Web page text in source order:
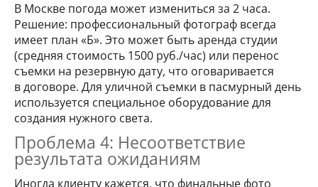
В Москве погода может измениться за 2 часа.
Решение: профессиональный фотограф всегда
имеет план «Б». Это может быть аренда студии
(средняя стоимость 1500 руб./час) или перенос
съемки на резервную дату, что оговаривается
в договоре. Для уличной съемки в пасмурный день
используется специальное оборудование для
создания нужного света.
Проблема 4: Несоответствие
результата ожиданиям
Иногда клиенту кажется, что финальные фото